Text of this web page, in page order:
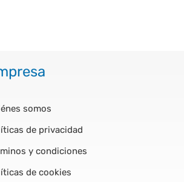
somos
de privacidad
y condiciones
de cookies